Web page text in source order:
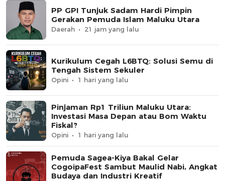
PP GPI Tunjuk Sadam Hardi Pimpin
Gerakan Pemuda Islam Maluku Utara
Daerah 21 jam yang lalu
Kurikulum Cegah L6BTQ: Solusi Semu di
Tengah Sistem Sekuler
Opini 1 hari yang lalu
Pinjaman Rp1 Triliun Maluku Utara:
Investasi Masa Depan atau Bom Waktu
Fiskal?
Opini 1 hari yang lalu
Pemuda Sagea-Kiya Bakal Gelar
CogoipaFest Sambut Maulid Nabi, Angkat
Budaya dan Industri Kreatif